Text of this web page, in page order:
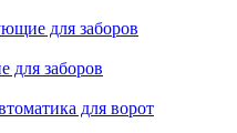
для заборов
для заборов
для ворот